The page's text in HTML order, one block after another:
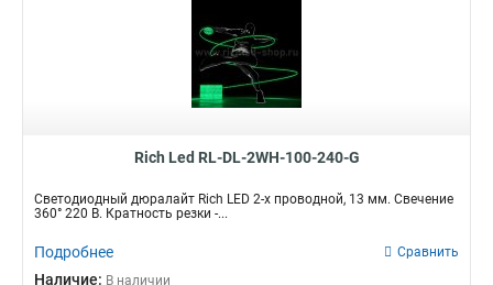
Rich Led RL-DL-2WH-100-240-G
Светодиодный дюралайт Rich LED 2-х проводной, 13 мм. Свечение
360° 220 В. Кратность резки -...
Подробнее Сравнить
Наличие: В наличии